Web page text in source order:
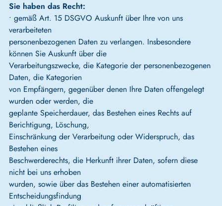
Sie haben das Recht:
• gemäß Art. 15 DSGVO Auskunft über Ihre von uns
verarbeiteten
personenbezogenen Daten zu verlangen. Insbesondere
können Sie Auskunft über die
Verarbeitungszwecke, die Kategorie der personenbezogenen
Daten, die Kategorien
von Empfängern, gegenüber denen Ihre Daten offengelegt
wurden oder werden, die
geplante Speicherdauer, das Bestehen eines Rechts auf
Berichtigung, Löschung,
Einschränkung der Verarbeitung oder Widerspruch, das
Bestehen eines
Beschwerderechts, die Herkunft ihrer Daten, sofern diese
nicht bei uns erhoben
wurden, sowie über das Bestehen einer automatisierten
Entscheidungsfindung